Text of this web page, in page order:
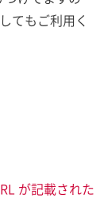
てもご利用く
が記載された